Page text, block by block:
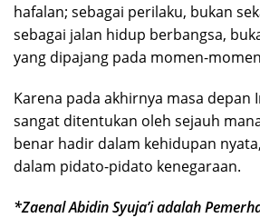
hafalan; sebagai perilaku, bukan
sebagai jalan hidup berbangsa,
yang dipajang pada momen-
Karena pada akhirnya masa depan
sangat ditentukan oleh sejauh
benar hadir dalam kehidupan
dalam pidato-pidato kenegaraan.
*Zaenal Abidin Syuja’i adalah